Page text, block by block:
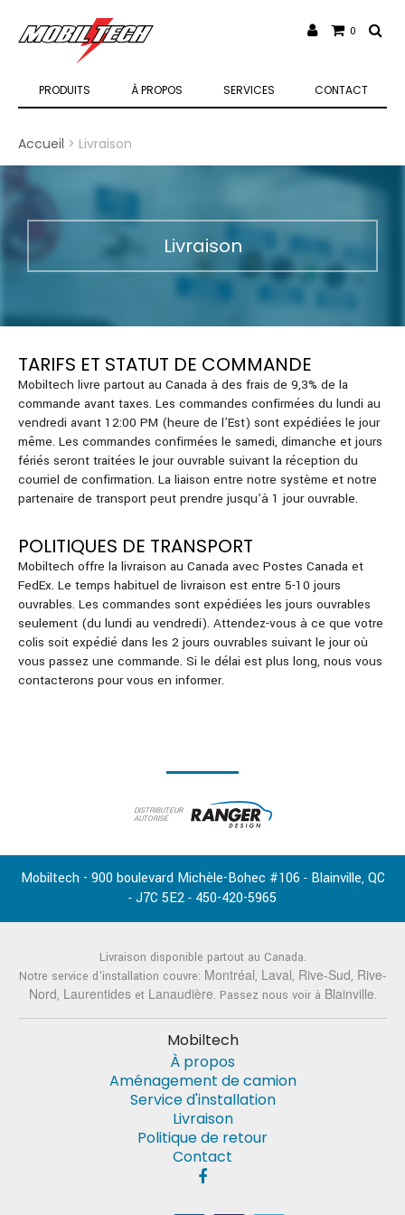
PRODUITS À PROPOS SERVICES CONTACT
0
Accueil > Livraison
Livraison
TARIFS ET STATUT DE COMMANDE
Mobiltech livre partout au Canada à des frais de 9,3% de la
commande avant taxes. Les commandes confirmées du lundi au
vendredi avant 12:00 PM (heure de l’Est) sont expédiées le jour
même. Les commandes confirmées le samedi, dimanche et jours
fériés seront traitées le jour ouvrable suivant la réception du
courriel de confirmation. La liaison entre notre système et notre
partenaire de transport peut prendre jusqu’à 1 jour ouvrable.
POLITIQUES DE TRANSPORT
Mobiltech offre la livraison au Canada avec Postes Canada et
FedEx. Le temps habituel de livraison est entre 5-10 jours
ouvrables. Les commandes sont expédiées les jours ouvrables
seulement (du lundi au vendredi). Attendez-vous à ce que votre
colis soit expédié dans les 2 jours ouvrables suivant le jour où
vous passez une commande. Si le délai est plus long, nous vous
contacterons pour vous en informer.
DISTRIBUTEUR
AUTORISÉ
Mobiltech - 900 boulevard Michèle-Bohec #106 - Blainville, QC
- J7C 5E2 - 450-420-5965
Livraison disponible partout au Canada.
Notre service d'installation couvre: Montréal, Laval, Rive-Sud, Rive-
Nord, Laurentideset Lanaudière. Passez nous voir à Blainville.
Mobiltech
À propos
Aménagement de camion
Service d'installation
Livraison
Politique de retour
Contact